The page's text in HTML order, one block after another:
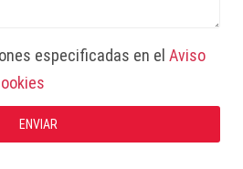
especificadas en el Aviso